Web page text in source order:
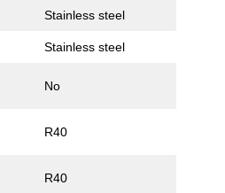
Stainless steel
Stainless steel
No
R40
R40